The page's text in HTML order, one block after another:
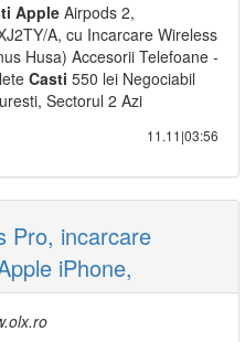
Apple Airpods 2,
A, cu Incarcare Wireless
Husa) Accesorii Telefoane -
Casti 550 lei Negociabil
Sectorul 2 Azi
11.11|03:56
Pro, incarcare
iPhone,